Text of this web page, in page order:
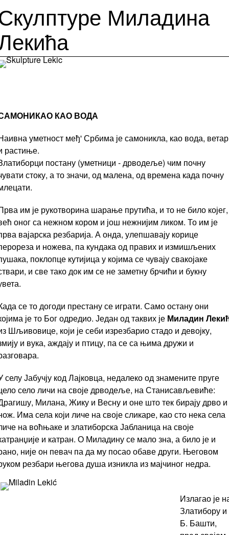
Миладина
КАО ВОДА
уметност међ' Србима је самоникла, као вода, ветар
растиње.
постану (уметници - дрводеље) чим почну
стоку, а то значи, од малена, од времена када почну
им је рукотворина шарање прутића, и то не било којег,
оног са нежном кором и још нежнијим ликом. То им је
вајарска резбарија. А онда, улепшавају корице
и ножева, па кундака од правих и измишљених
поклопце кутијица у којима се чувају свакојаке
и све тако док им се не заметну брчићи и букну
се то догоди престану се играти. Само остану они
је то Бог одредио. Један од таквих је Миладин
Шљивовице, који је себи изрезбарио стадо и девојку,
и вука, аждају и птицу, па се са њима дружи и
селу Јабучју код Лајковца, недалеко од знамените пруге
село личи на своје дрводеље, на Станисављевиће:
Милана, Жику и Весну и оне што тек бирају дрво и
Има села који личе на своје сликаре, као сто нека села
на воћњаке и златиборска Јабланица на своје
и катран. О Миладину се мало зна, а било је и
није он певач па да му посао обаве други. Његовом
резбари његова душа изникла из мајчиног недра.
Излагао је
Златибору и
Б. Башти,